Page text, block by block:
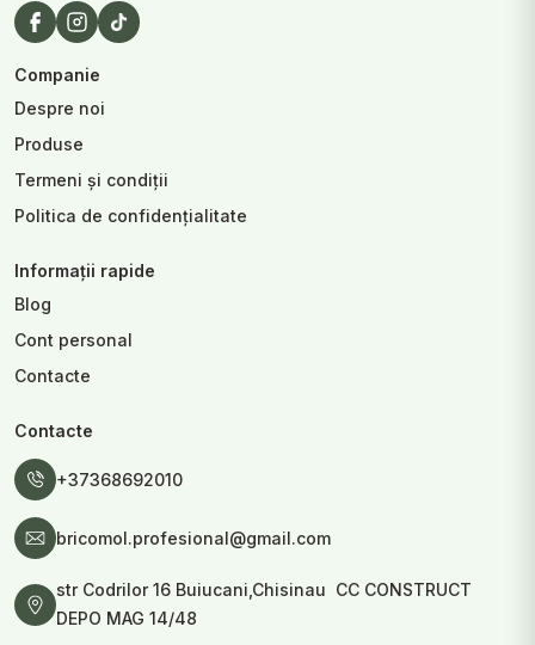
Companie
Despre noi
Produse
Termeni și condiții
Politica de confidențialitate
Informații rapide
Blog
Cont personal
Contacte
Contacte
+37368692010
bricomol.profesional@gmail.com
str Codrilor 16 Buiucani,Chisinau CC CONSTRUCT
DEPO MAG 14/48